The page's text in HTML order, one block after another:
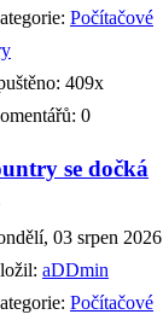
Počítačové
409x
0
se dočká
03 srpen 2026
aDDmin
Počítačové